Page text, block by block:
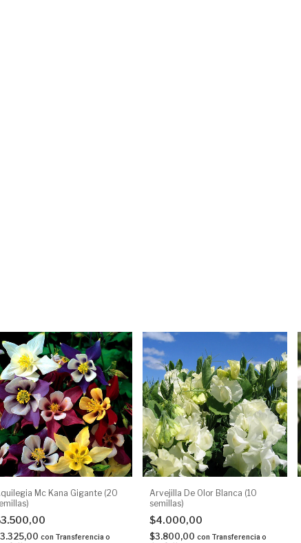
Mc Kana Gigante (20
con Transferencia o
Arvejilla De Olor Blanca (10
semillas)
$4.000,00
$3.800,00 con Transferencia o